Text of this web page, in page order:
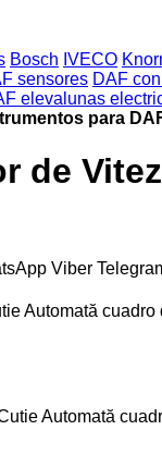
Bosch IVECO
sensores DAF
elevalunas
para
de
Viber
Automată